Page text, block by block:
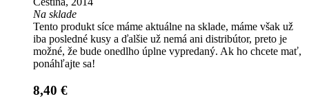
Na sklade
Tento produkt síce máme aktuálne na sklade, máme však už
iba posledné kusy a ďalšie už nemá ani distribútor, preto je
možné, že bude onedlho úplne vypredaný. Ak ho chcete mať,
ponáhľajte sa!
8,40 €